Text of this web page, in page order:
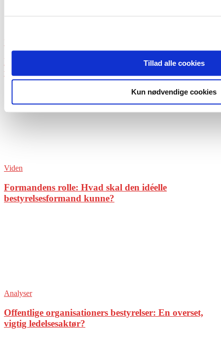
Tillad alle cookies
Kun nødvendige cookies
Viden
Hensigtsmæssig lederrekruttering: Et spørgsmål om
fagprofessionstilknytning?
Viden
Formandens rolle: Hvad skal den idéelle
bestyrelsesformand kunne?
Analyser
Offentlige organisationers bestyrelser: En overset,
vigtig ledelsesaktør?